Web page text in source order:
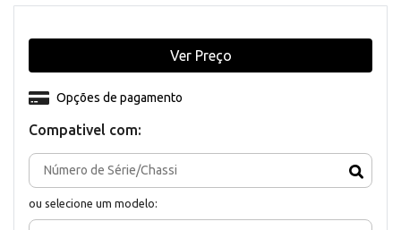
Compativel com:
ou selecione um modelo:
Opções de pagamento
Ver Preço